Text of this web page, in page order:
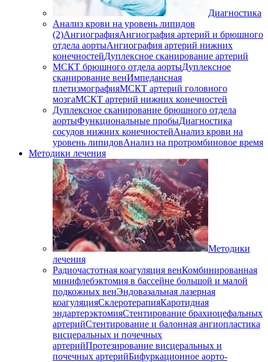
Диагностика
Анализ крови на уровень липидов
(2)АнгиографияАнгиография артерий и брюшного
отдела аортыАнгиография артерий нижних
конечностейДуплексное сканирование артерий
МСКТ брюшного отдела аортыДуплексное
сканирование венИмпедансная
плетизмографияМСКТ артерий головного
мозгаМСКТ артерий нижних конечностей
Дуплексное сканирование брюшного отдела
аортыФункциональные пробыДиагностика
сосудов нижних конечностейАнализ крови на
уровень липидовАнализ на протромбиновое время
Методики лечения
Методики
лечения
Радиочастотная коагуляция венКомбинированная
минифлебэктомия в бассейне большой и малой
подкожных венЭндовазальная лазерная
коагуляцияСклеротерапияКаротидная
эндартерэктомияСтентирование брахиоцефальных
артерийСтентирование и балонная ангиопластика
висцеральных и почечных
артерийПротезирование висцеральных и
почечных артерийБифуркационное аорто-